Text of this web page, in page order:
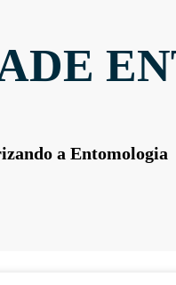
a Entomologia